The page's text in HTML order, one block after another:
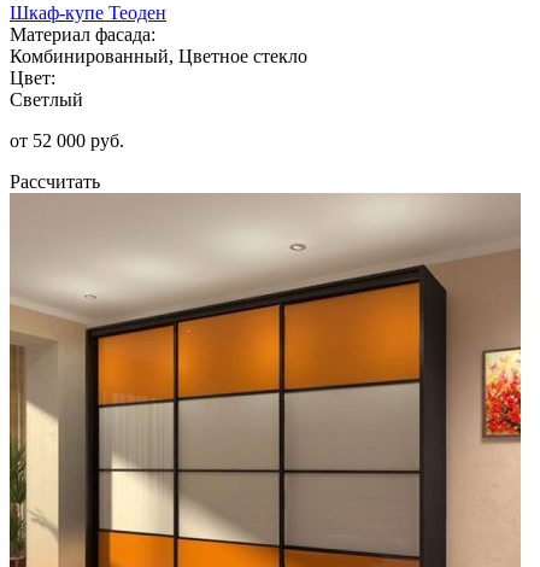
Шкаф-купе Теоден
Материал фасада:
Комбинированный, Цветное стекло
Цвет:
Светлый
от 52 000 руб.
Рассчитать